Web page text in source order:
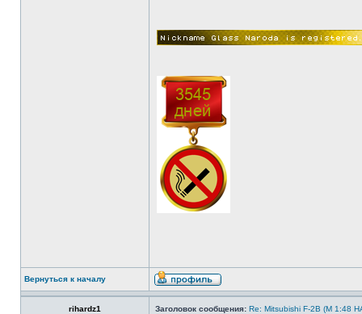
Вернуться к началу
rihardz1 Заголовок сообщения: Re: Mitsubishi F-2B (M 1:48